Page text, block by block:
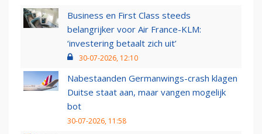
Business en First Class steeds
belangrijker voor Air France-KLM:
‘investering betaalt zich uit’
30-07-2026, 12:10
Nabestaanden Germanwings-crash klagen
Duitse staat aan, maar vangen mogelijk
bot
30-07-2026, 11:58